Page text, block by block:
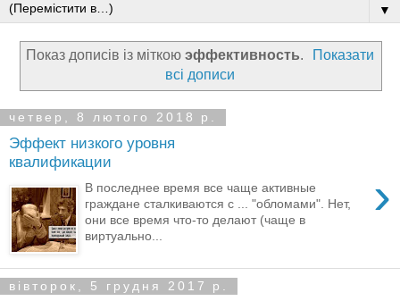
▼
Показ дописів із міткою эффективность.
Показати
всі дописи
четвер, 8 лютого 2018 р.
Эффект низкого уровня
квалификации
›
В последнее время все чаще активные
граждане сталкиваются с ... "обломами". Нет,
они все время что-то делают (чаще в
виртуально...
вівторок, 5 грудня 2017 р.